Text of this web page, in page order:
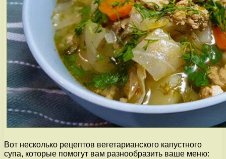
Вот несколько рецептов вегетарианского капустного
супа, которые помогут вам разнообразить ваше меню: